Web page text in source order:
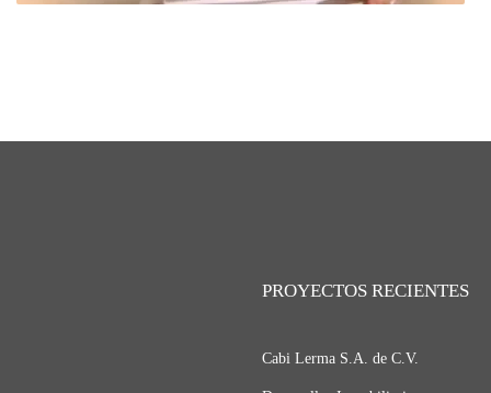
PROYECTOS RECIENTES
Cabi Lerma S.A. de C.V.